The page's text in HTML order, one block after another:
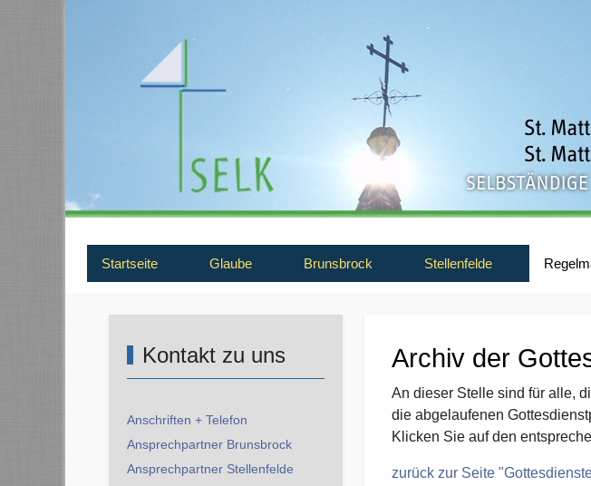
Startseite Glaube Brunsbrock Stellenfelde
Kontakt zu uns
Anschriften + Telefon
Ansprechpartner Brunsbrock
Ansprechpartner Stellenfelde
Archiv der
An dieser Stelle sind
die abgelaufenen
Klicken Sie auf den
zurück zur Seite